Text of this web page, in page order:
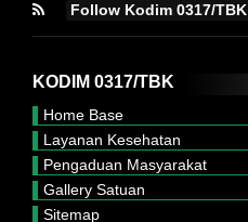
Follow Kodim 0317/TBK
KODIM 0317/TBK
Home Base
Layanan Kesehatan
Pengaduan Masyarakat
Gallery Satuan
Sitemap